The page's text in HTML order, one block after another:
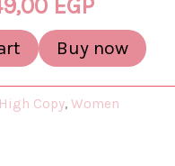
EGP.
EGP
Buy now
High Copy, Women